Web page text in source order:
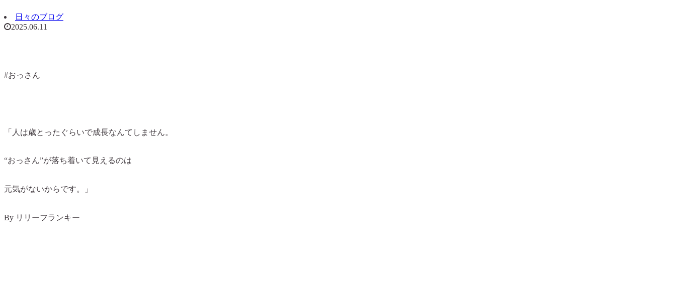
日々のブログ
2025.06.11
#おっさん
「人は歳とったぐらいで成長なんてしません。
“おっさん”が落ち着いて見えるのは
元気がないからです。」
By リリーフランキー